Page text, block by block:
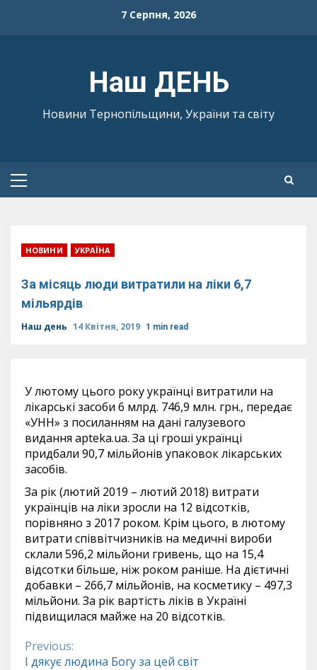
7 Серпня, 2026
Наш ДЕНЬ
Новини Тернопільщини, України та світу
Primary
НОВИНИ УКРАЇНА
За місяць люди витратили на ліки 6,7
мільярдів
Наш день 14 Квітня, 2019 1 min read
У лютому цього року українці витратили на
лікарські засоби 6 млрд. 746,9 млн. грн., передає
«УНН» з посиланням на дані галузевого
видання apteka.ua. За ці гроші українці
придбали 90,7 мільйонів упаковок лікарських
засобів.
За рік (лютий 2019 – лютий 2018) витрати
українців на ліки зросли на 12 відсотків,
порівняно з 2017 роком. Крім цього, в лютому
витрати співвітчизників на медичні вироби
склали 596,2 мільйони гривень, що на 15,4
відсотки більше, ніж роком раніше. На дієтичні
добавки – 266,7 мільйонів, на косметику – 497,3
мільйони. За рік вартість ліків в Україні
підвищилася майже на 20 відсотків.
Continue
Previous:
І дякує людина Богу за цей світ